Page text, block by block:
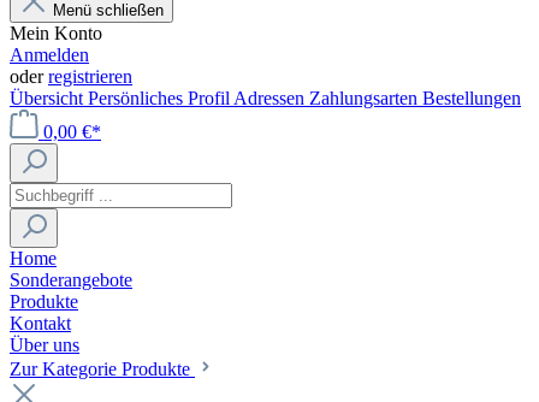
Menü schließen
Mein Konto
Anmelden
oderregistrieren
Übersicht Persönliches Profil Adressen Zahlungsarten Bestellungen
0,00 €*
Home
Sonderangebote
Produkte
Kontakt
Über uns
Zur Kategorie Produkte